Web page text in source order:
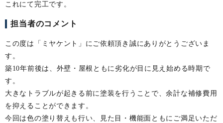
これにて完工です。
担当者のコメント
この度は「ミヤケント」にご依頼頂き誠にありがとうございま
す。
築10年前後は、外壁・屋根ともに劣化が目に見え始める時期で
す。
大きなトラブルが起きる前に塗装を行うことで、余計な補修費用
を抑えることができます。
今回は色の塗り替えも行い、見た目・機能面ともにご満足いただ